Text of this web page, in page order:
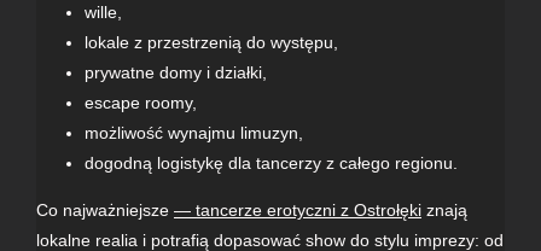
wille,
lokale z przestrzenią do występu,
prywatne domy i działki,
escape roomy,
możliwość wynajmu limuzyn
dogodną logistykę dla tancerzy z całego regionu.
Co najważniejsze — tancerze erotyczni z Ostrołękiznają
lokalne realia i potrafią dopasować show do stylu imprezy: od